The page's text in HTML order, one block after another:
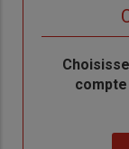
Body